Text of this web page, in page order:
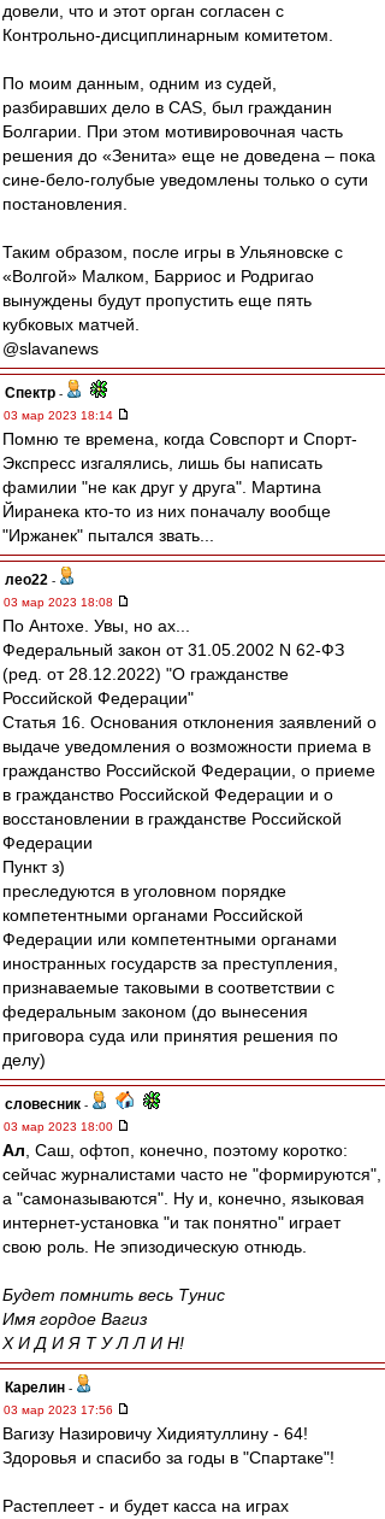
довели, что и этот орган согласен с
Контрольно-дисциплинарным комитетом.
По моим данным, одним из судей,
разбиравших дело в СAS, был гражданин
Болгарии. При этом мотивировочная часть
решения до «Зенита» еще не доведена – пока
сине-бело-голубые уведомлены только о сути
постановления.
Таким образом, после игры в Ульяновске с
«Волгой» Малком, Барриос и Родригао
вынуждены будут пропустить еще пять
кубковых матчей.
@slavanews
Спектр -
03 мар 2023 18:14
Помню те времена, когда Совспорт и Спорт-
Экспресс изгалялись, лишь бы написать
фамилии "не как друг у друга". Мартина
Йиранека кто-то из них поначалу вообще
"Иржанек" пытался звать...
лео22 -
03 мар 2023 18:08
По Антохе. Увы, но ах...
Федеральный закон от 31.05.2002 N 62-ФЗ
(ред. от 28.12.2022) "О гражданстве
Российской Федерации"
Статья 16. Основания отклонения заявлений о
выдаче уведомления о возможности приема в
гражданство Российской Федерации, о приеме
в гражданство Российской Федерации и о
восстановлении в гражданстве Российской
Федерации
Пункт з)
преследуются в уголовном порядке
компетентными органами Российской
Федерации или компетентными органами
иностранных государств за преступления,
признаваемые таковыми в соответствии с
федеральным законом (до вынесения
приговора суда или принятия решения по
делу)
словесник -
03 мар 2023 18:00
Ал , Саш, офтоп, конечно, поэтому коротко:
сейчас журналистами часто не "формируются",
а "самоназываются". Ну и, конечно, языковая
интернет-установка "и так понятно" играет
свою роль. Не эпизодическую отнюдь.
Будет помнить весь Тунис
Имя гордое Вагиз
Х И Д И Я Т У Л Л И Н!
Карелин -
03 мар 2023 17:56
Вагизу Назировичу Хидиятуллину - 64!
Здоровья и спасибо за годы в "Спартаке"!
Растеплеет - и будет касса на играх